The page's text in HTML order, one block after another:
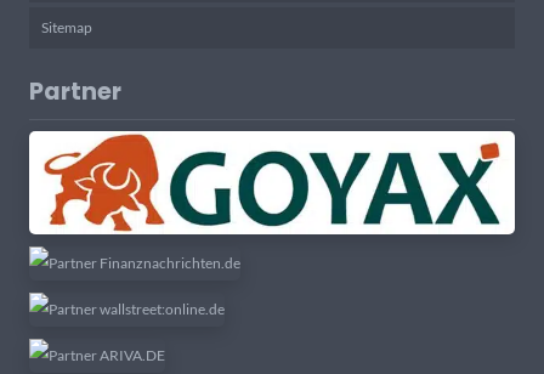
Sitemap
Partner